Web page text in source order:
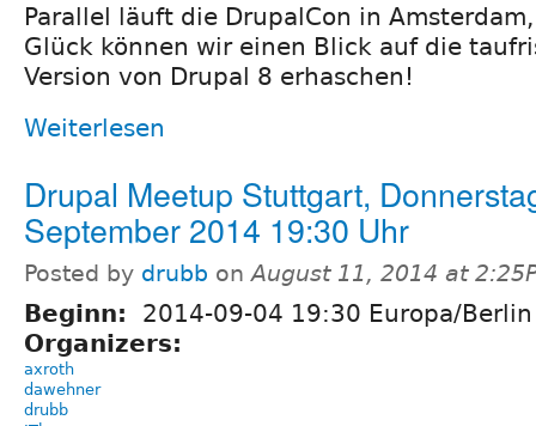
Parallel läuft die DrupalCon in
Glück können wir einen Blick auf die
Version von Drupal 8 erhaschen!
Weiterlesen
Drupal Meetup Stuttgart,
September 2014 19:30 Uhr
Posted by drubb onAugust 11, 2014 at
Beginn:
2014-09-04 19:30 Europa/Berlin
Organizers:
axroth
dawehner
drubb